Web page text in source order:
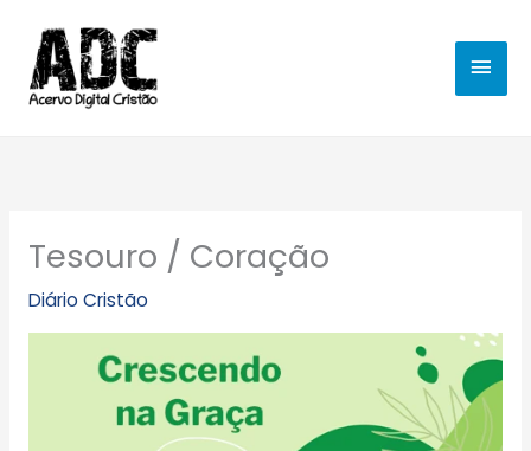
para
conteúdo
Tesouro / Coração
Diário Cristão